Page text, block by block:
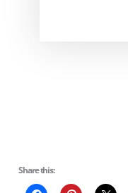
Share this: